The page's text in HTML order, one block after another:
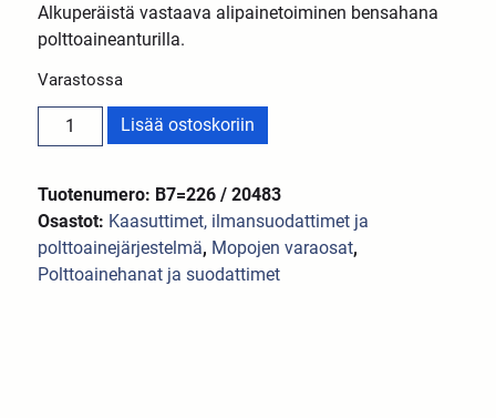
Alkuperäistä vastaava alipainetoiminen bensahana
polttoaineanturilla.
Varastossa
Lisää ostoskoriin
Tuotenumero: B7=226 / 20483
Osastot: Kaasuttimet, ilmansuodattimet ja
polttoainejärjestelmä, Mopojen varaosat,
Polttoainehanat ja suodattimet